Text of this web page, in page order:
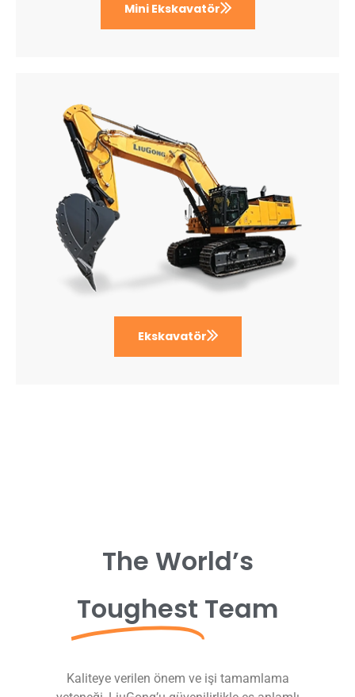
Ekskavatör
Mini Ekskavatör
The World’s
Toughest Team
Kaliteye verilen önem ve işi tamamlama